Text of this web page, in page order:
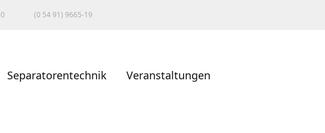
(0 54 91) 9665-19
Separatorentechnik Veranstaltungen